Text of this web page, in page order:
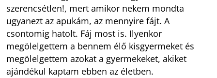
szerencsétlen!, mert amikor nekem mondta
ugyanezt az apukám, az mennyire fájt. A
csontomig hatolt. Fáj most is. Ilyenkor
megölelgettem a bennem élő kisgyermeket és
megölelgettem azokat a gyermekeket, akiket
ajándékul kaptam ebben az életben.